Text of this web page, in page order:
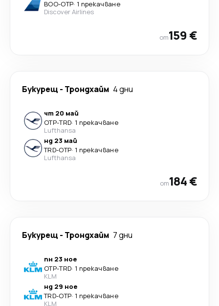
BOO-OTP· 1 прекачване
Discover Airlines
от159 €
Букурещ - Трондхайм 4 дни
чт 20 май
OTP-TRD· 1 прекачване
Lufthansa
нд 23 май
TRD-OTP· 1 прекачване
Lufthansa
от184 €
Букурещ - Трондхайм 7 дни
пн 23 ное
OTP-TRD· 1 прекачване
KLM
нд 29 ное
TRD-OTP· 1 прекачване
KLM